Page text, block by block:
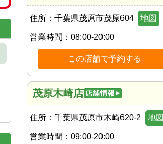
住所： 千葉県茂原市茂原604 地図
営業時間： 08:00-20:00
この店舗で予約する
茂原木崎店
住所： 千葉県茂原市木崎620-2 地図
営業時間： 09:00-20:00